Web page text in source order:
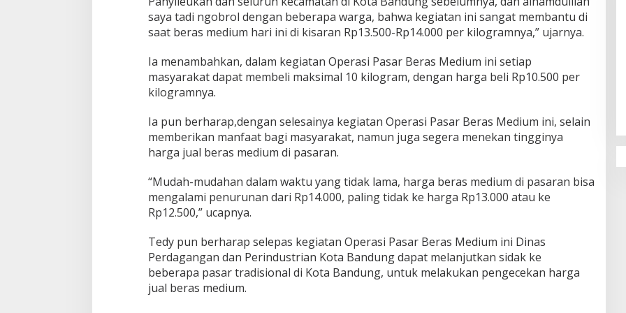
saya tadi ngobrol dengan beberapa warga, bahwa kegiatan ini sangat membantu di
saat beras medium hari ini di kisaran Rp13.500-Rp14.000 per kilogramnya,” ujarnya.
Ia menambahkan, dalam kegiatan Operasi Pasar Beras Medium ini setiap
masyarakat dapat membeli maksimal 10 kilogram, dengan harga beli Rp10.500 per
kilogramnya.
Ia pun berharap,dengan selesainya kegiatan Operasi Pasar Beras Medium ini, selain
memberikan manfaat bagi masyarakat, namun juga segera menekan tingginya
harga jual beras medium di pasaran.
“Mudah-mudahan dalam waktu yang tidak lama, harga beras medium di pasaran bisa
mengalami penurunan dari Rp14.000, paling tidak ke harga Rp13.000 atau ke
Rp12.500,” ucapnya.
Tedy pun berharap selepas kegiatan Operasi Pasar Beras Medium ini Dinas
Perdagangan dan Perindustrian Kota Bandung dapat melanjutkan sidak ke
beberapa pasar tradisional di Kota Bandung, untuk melakukan pengecekan harga
jual beras medium.
Penguatan Pendidikan Agama dan
Mempelajarinya